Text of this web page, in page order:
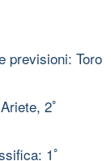
previsioni: Toro
2ﾟ
1ﾟ